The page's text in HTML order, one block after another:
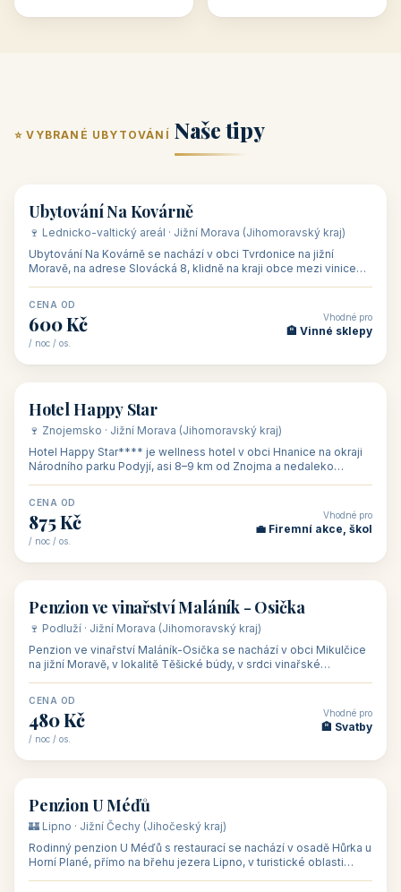
⭐ VYBRANÉ UBYTOVÁNÍ Naše tipy
🏡 penzion
Ubytování Na Kovárně
🍷 Lednicko-valtický areál · Jižní Morava (Jihomoravský kraj)
Ubytování Na Kovárně se nachází v obci Tvrdonice na jižní
Moravě, na adrese Slovácká 8, klidně na kraji obce mezi vinicemi,
CENA OD
600 Kč
/ noc / os.
Vhodné pro
🏨 Vinné sklepy
🏨 hotel
Hotel Happy Star
🍷 Znojemsko · Jižní Morava (Jihomoravský kraj)
Hotel Happy Star**** je wellness hotel v obci Hnanice na okraji
Národního parku Podyjí, asi 8–9 km od Znojma a nedaleko
CENA OD
875 Kč
/ noc / os.
Vhodné pro
💼 Firemní akce, škol
🏡 penzion
Penzion ve vinařství Maláník - Osička
🍷 Podluží · Jižní Morava (Jihomoravský kraj)
Penzion ve vinařství Maláník-Osička se nachází v obci Mikulčice
na jižní Moravě, v lokalitě Těšické búdy, v srdci vinařské
CENA OD
480 Kč
/ noc / os.
Vhodné pro
🏨 Svatby
🏡 penzion
Penzion U Méďů
🏰 Lipno · Jižní Čechy (Jihočeský kraj)
Rodinný penzion U Méďů s restaurací se nachází v osadě Hůrka u
Horní Plané, přímo na břehu jezera Lipno, v turistické oblasti